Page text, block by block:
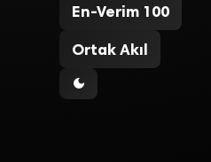
En-Verim 100
Ortak Akıl